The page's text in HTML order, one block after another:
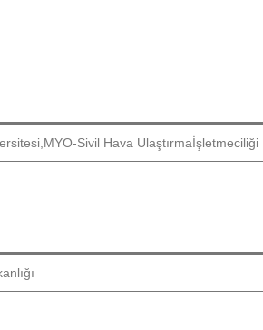
Sivil Hava Ulaştırmaİşletmeciliği